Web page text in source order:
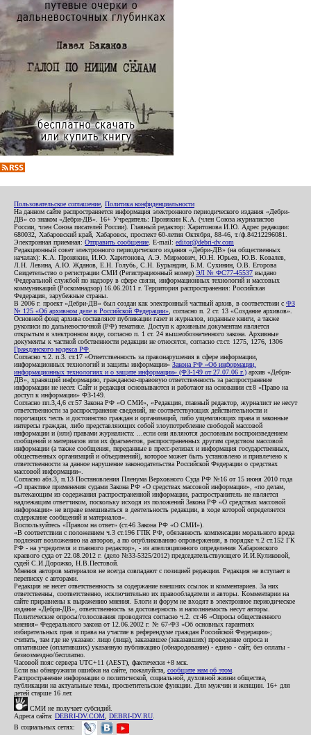
Пользовательское соглашение Политика конфиденциальности
На данном сайте распространяется информация электронного периодического издания «Дебри-
ДВ» со знаком «Дебри-ДВ». 16+ Учредитель: Пронякин К.А. (член Союза журналистов
России, член Союза писателей России). Главный редактор: Харитонова И.Ю. Адрес редакции:
680032, Хабаровский край, Хабаровск, проспект 60-летия Октября, 88-46, т./ф.84212296081.
Электронная приемная: Отправить сообщение . E-mail: editor@debri-dv.com
Редакционный совет электронного периодического издания «Дебри-ДВ» (на общественных
началах): К.А. Пронякин, И.Ю. Харитонова, А.Э. Мирмович, Ю.Н. Юрьев, Ю.В. Ковалев,
Л.Н. Левина, А.Ю. Жданов, Е.Н. Голубь, С.Н. Бурындин, Б.М. Сухинин, О.В. Егорова
Свидетельство о регистрации СМИ (Регистрационный номер) ЭЛ № ФС77-45537 выдано
Федеральной службой по надзору в сфере связи, информационных технологий и массовых
коммуникаций (Роскомнадзор) 16.06.2011 г. Территория распространения: Российская
Федерация, зарубежные страны.
В 2006 г. проект «Дебри-ДВ» был создан как электронный частный архив, в соответствии с ФЗ
№ 125 «Об архивном деле в Российской Федерации» , согласно п. 2 ст. 13 «Создание архивов».
Основной фонд архива составляют публикации газет и журналов, изданные книги, а также
рукописи по дальневосточной (РФ) тематике. Доступ к архивным документам является
открытым в электронном виде, согласно п. 1 ст. 24 вышеобозначенного закона. Архивные
документы к частной собственности редакции не относятся, согласно ст.ст. 1275, 1276, 1306
Гражданского кодекса РФ
Согласно ч.2. п.3. ст.17 «Ответственность за правонарушения в сфере информации,
информационных технологий и защиты информации» Закона РФ «Об информации,
информационных технологиях и о защите информации» (ФЗ-149 от 27.07.06 г.) архив «Дебри-
ДВ», хранящий информацию, гражданско-правовую ответственность за распространение
информации не несет. Сайт и редакция основываются и работают на основании ст.8 «Право на
доступ к информации» ФЗ-149.
Согласно пп.3,4,6 ст.57 Закона РФ «О СМИ», «Редакция, главный редактор, журналист не несут
ответственности за распространение сведений, не соответствующих действительности и
порочащих честь и достоинство граждан и организаций, либо ущемляющих права и законные
интересы граждан, либо представляющих собой злоупотребление свободой массовой
информации и (или) правами журналиста: ...если они являются дословным воспроизведением
сообщений и материалов или их фрагментов, распространенных другим средством массовой
информации (а также сообщения, переданные в пресс-релизах и информация государственных,
общественных организаций и объединений), которое может быть установлено и привлечено к
ответственности за данное нарушение законодательства Российской Федерации о средствах
массовой информации».
Согласно абз.3, п.13 Постановления Пленума Верховного Суда РФ №16 от 15 июня 2010 года
«О практике применения судами Закона РФ «О средствах массовой информации», «по делам,
вытекающим из содержания распространенной информации, распространитель не является
надлежащим ответчиком, поскольку исходя из положений Закона РФ «О средствах массовой
информации» не вправе вмешиваться в деятельность редакции, в ходе которой определяется
содержание сообщений и материалов».
Воспользуйтесь «Правом на ответ» (ст.46 Закона РФ «О СМИ»).
«В соответствии с положением ч.3 ст.196 ГПК РФ, обязанность компенсации морального вреда
подлежит возложению на авторов, а по опубликованию опровержения, в порядке ч.2 ст.152 ГК
РФ - на учредителя и главного редактор», - из апелляционного определения Хабаровского
краевого суда от 22.08.2012 г. (дело №33-5325/2012) председательствующего И.И.Куликовой,
судей С.И.Дорожко, Н.В.Пестовой.
Мнения авторов материалов не всегда совпадают с позицией редакции. Редакция не вступает в
переписку с авторами.
Редакция не несет ответственность за содержание внешних ссылок и комментариев. За них
ответственны, соответственно, исключительно их правообладатели и авторы. Комментарии на
сайте приравнены к выражению мнения. Блоги и форум не входят в электронное периодическое
издание «Дебри-ДВ», ответственность за достоверность и наполняемость несут авторы.
Политические опросы/голосования проводятся согласно ч.2. ст.46 «Опросы общественного
мнения» Федерального закона от 12.06.2002 г. № 67-ФЗ «Об основных гарантиях
избирательных прав и права на участие в референдуме граждан Российской Федерации»;
считать, там где не указано: лицо (лица), заказавшее (заказавших) проведение опроса и
оплатившее (оплативших) указанную публикацию (обнародование) - едино - сайт, без оплаты -
безвозмездно/бесплатно.
Часовой пояс сервера UTC+11 (AEST), фактически +8 мск.
Если вы обнаружили ошибки на сайте, пожалуйста, сообщите нам об этом
Распространение информации о политической, социальной, духовной жизни общества,
публикации на актуальные темы, просветительские функции. Для мужчин и женщин. 16+ для
детей старше 16 лет.
СМИ не получает субсидий.
Адреса сайта: DEBRI-DV.COM DEBRI-DV.RU
В социальных сетях: